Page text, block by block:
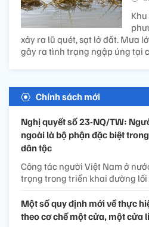
xảy ra lũ quét, sạt lở đất. Mưa
gây ra tình trạng ngập úng tại
Chính sách mới
Nghị quyết số 23-NQ/TW:
ngoài là bộ phận đặc biệt
dân tộc
Công tác người Việt Nam ở
trọng trong triển khai đường
Một số quy định mới về thực
theo cơ chế một cửa, một cửa